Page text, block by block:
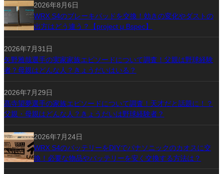
2026年8月6日
WRX S4のブレーキパッドを交換！効きの変化やダストの
出方はどう違う？【project μ Bspec】
2026年7月31日
矢野雅哉選手の実家家族エピソードについて調査！父親は野球経験
者？母親はどんな人？きょうだいはいる？
2026年7月29日
髙寺望夢選手の家族エピソードについて調査！天才だと話題に！？
父親・母親はどんな人？きょうだいは野球経験者？
2026年7月24日
WRX S4のバッテリーをDIYでパナソニックのカオスに交
換！必要な物品やバッテリーを安く交換する方法は？